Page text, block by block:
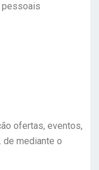
pessoais
ofertas, eventos,
mediante o